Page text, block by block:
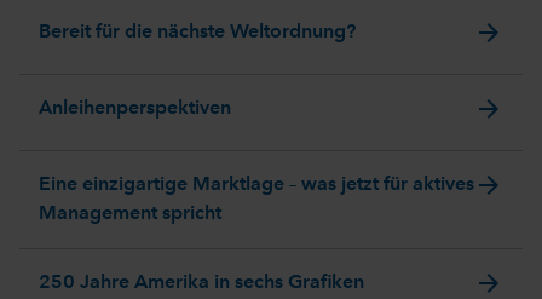
Bereit für die nächste Weltordnung? arrow_forward
Anleihenperspektiven arrow_forward
Eine einzigartige Marktlage – was jetzt für aktives
Management spricht
arrow_forward
250 Jahre Amerika in sechs Grafiken arrow_forward